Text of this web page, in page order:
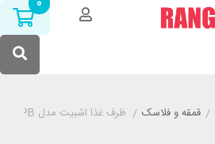
قمقه و فلاسک/ ظرف غذا اشبیت مدل ESBIT FJ800TL-PB گنجایش 800 میلی لیتر آبی